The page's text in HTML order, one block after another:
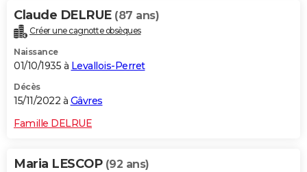
Claude DELRUE (87 ans)
Créer une cagnotte obsèques
Naissance
01/10/1935 à Levallois-Perret
Décès
15/11/2022 à Gâvres
Famille DELRUE
Maria LESCOP (92 ans)